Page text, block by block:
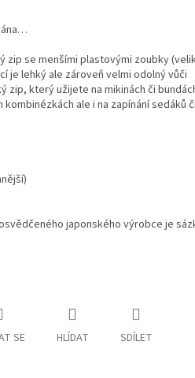
zip se menšími plastovými zoubky
je lehký ale zároveň velmi odolný vůči
zip, který užijete na mikinách či
ale i na zapínání sedáků či
osvědčeného japonského výrobce je
SE HLÍDAT SDÍLET